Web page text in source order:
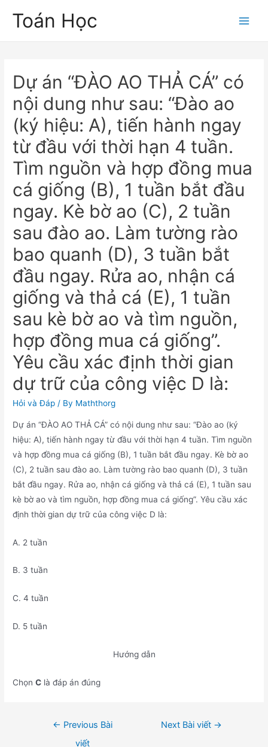
Toán Học
Dự án “ĐÀO AO THẢ CÁ” có
nội dung như sau: “Đào ao
(ký hiệu: A), tiến hành ngay
từ đầu với thời hạn 4 tuần.
Tìm nguồn và hợp đồng mua
cá giống (B), 1 tuần bắt đầu
ngay. Kè bờ ao (C), 2 tuần
sau đào ao. Làm tường rào
bao quanh (D), 3 tuần bắt
đầu ngay. Rửa ao, nhận cá
giống và thả cá (E), 1 tuần
sau kè bờ ao và tìm nguồn,
hợp đồng mua cá giống”.
Yêu cầu xác định thời gian
dự trữ của công việc D là:
Hỏi và Đáp / By Maththorg
Dự án “ĐÀO AO THẢ CÁ” có nội dung như sau: “Đào ao (ký
hiệu: A), tiến hành ngay từ đầu với thời hạn 4 tuần. Tìm nguồn
và hợp đồng mua cá giống (B), 1 tuần bắt đầu ngay. Kè bờ ao
(C), 2 tuần sau đào ao. Làm tường rào bao quanh (D), 3 tuần
bắt đầu ngay. Rửa ao, nhận cá giống và thả cá (E), 1 tuần sau
kè bờ ao và tìm nguồn, hợp đồng mua cá giống”. Yêu cầu xác
định thời gian dự trữ của công việc D là:
A. 2 tuần
B. 3 tuần
C. 4 tuần
D. 5 tuần
Hướng dẫn
ChọnC là đáp án đúng
← Previous Bài
viết
Next Bài viết →